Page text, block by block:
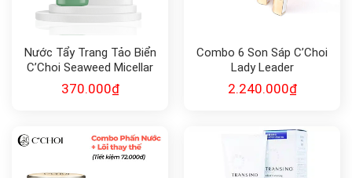
Nước Tẩy Trang Tảo Biển
C’Choi Seaweed Micellar
Water
370.000₫
Combo 6 Son Sáp C’Choi
Lady Leader
2.240.000₫